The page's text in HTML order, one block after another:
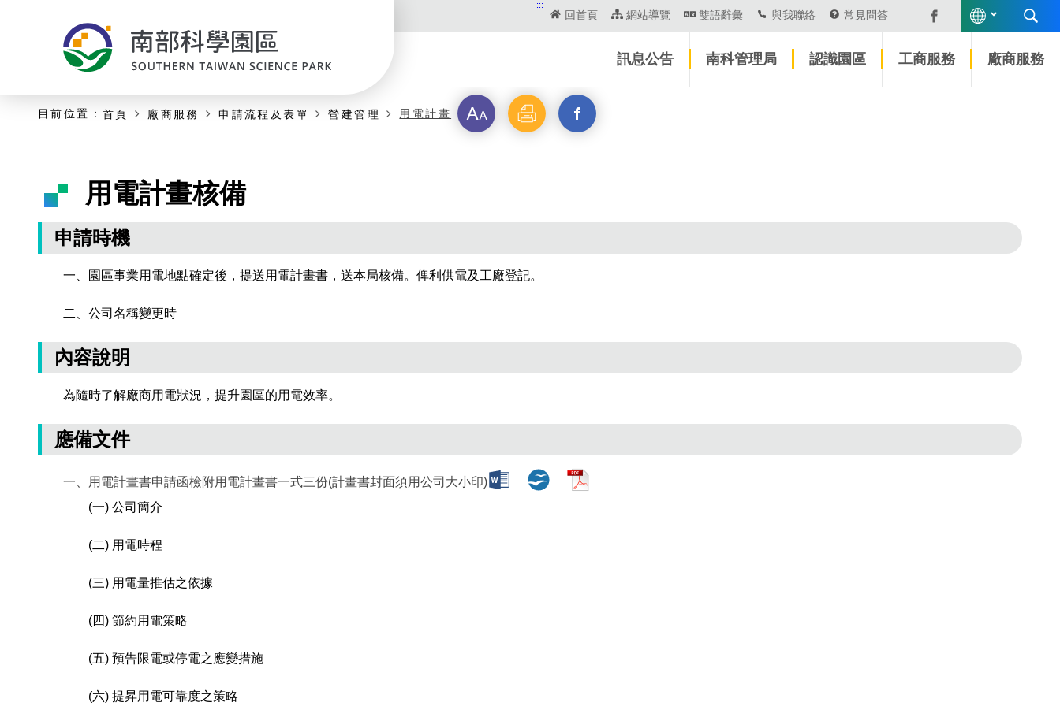
:::
回首頁 網站導覽 雙語辭彙 與我聯絡 常見問答
訊息公告 南科管理局 認識園區 工商服務 廠商服務
主要內容開始
:::
目前位置： 首頁 廠商服務 申請流程及表單 營建管理 用電計畫 字 列 另
新
_
分
到
Facebook
用電計畫核備
申請時機
一、園區事業用電地點確定後，提送用電計畫書，送本局核備。俾利供電及工廠登記。
二、公司名稱變更時
內容說明
為隨時了解廠商用電狀況，提升園區的用電效率。
應備文件
一、用電計畫書申請函檢附用電計畫書一式三份(計畫書封面須用公司大小印)
(一) 公司簡介
(二) 用電時程
(三) 用電量推估之依據
(四) 節約用電策略
(五) 預告限電或停電之應變措施
(六) 提昇用電可靠度之策略